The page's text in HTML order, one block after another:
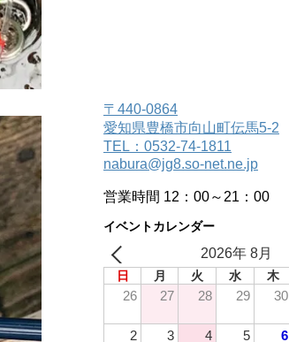
〒440-0864
愛知県豊橋市向山町伝馬5-2
TEL：0532-74-1811
nabura@jg8.so-net.ne.jp
営業時間 12：00～21：00
イベントカレンダー
2026年 8月
日 月 火 水 木
26 27 28 29 30
2 3 4 5 6